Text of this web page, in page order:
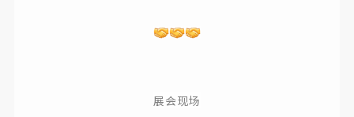
展会现场